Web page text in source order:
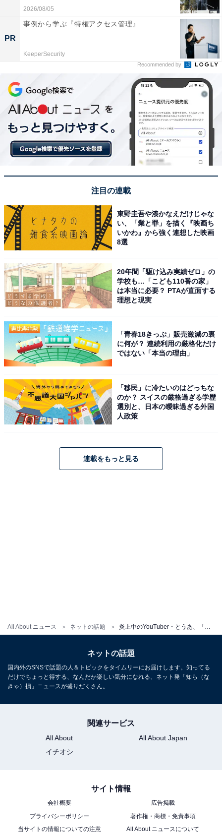
All About ニュース ネットの話題 炎上中のYouTuber・とうあ、「最低1週間」のYouTube活動休止を発表に「本性でただけ」「むかつくでやんす」チャット・コメント欄ともに大荒れ
2026/08/05
PR
事例から学ぶ『特権アクセス管理』
KeeperSecurity
Recommended by
注目の連載
東野圭吾や湊かなえだけじゃな
い、「業と罪」を描く『映画ち
いかわ』から強く連想した映画
8選
20年間「駆け込み実績ゼロ」の
学校も…「こども110番の家」
は本当に必要？ PTAが直面する
理想と現実
「青春18きっぷ」販売激減の裏
に何が？ 連続利用の厳格化だけ
ではない「本当の理由」
「移民」に冷たいのはどっちな
のか？ スイスの厳格過ぎる学歴
選別と、日本の曖昧過ぎる外国
人政策
連載をもっと見る
ネットの話題
国内外のSNSで話題の人＆トピックをタイムリーにお届けします。知ってる
だけでちょっと得する、なんだか楽しい気分になれる、ネット発「知ら（な
きゃ）損」ニュースが盛りだくさん。
関連サービス
All About
All About Japan
イチオシ
サイト情報
会社概要
広告掲載
プライバシーポリシー
著作権・商標・免責事項
当サイトの情報についての注意
All About ニュースについて